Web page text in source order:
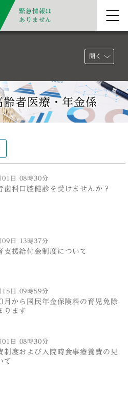
緊急情報は
ありません
開く
者医療・年金係
01日 08時30分
歯科口腔健診を受けませんか？
09日 13時37分
支援給付金制度について
15日 09時59分
月から国民年金保険料の育児免除
ります
01日 08時30分
制度および入院時食事療養費の見
て